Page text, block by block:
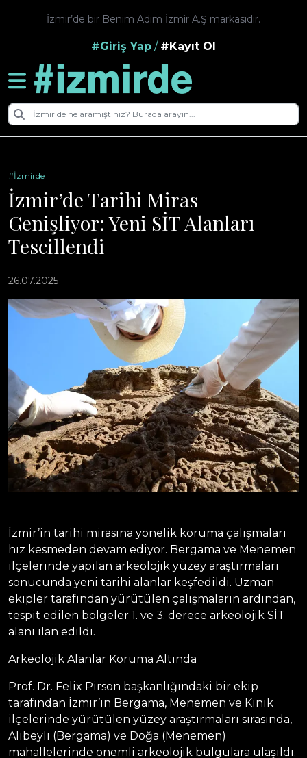
İzmir’de bir Benim Adım İzmir A.Ş markasıdır.
#Giriş Yap / #Kayıt Ol
#İzmirde
İzmir’de Tarihi Miras
Genişliyor: Yeni SİT Alanları
Tescillendi
26.07.2025
İzmir’in tarihi mirasına yönelik koruma çalışmaları
hız kesmeden devam ediyor. Bergama ve Menemen
ilçelerinde yapılan arkeolojik yüzey araştırmaları
sonucunda yeni tarihi alanlar keşfedildi. Uzman
ekipler tarafından yürütülen çalışmaların ardından,
tespit edilen bölgeler 1. ve 3. derece arkeolojik SİT
alanı ilan edildi.
Arkeolojik Alanlar Koruma Altında
Prof. Dr. Felix Pirson başkanlığındaki bir ekip
tarafından İzmir’in Bergama, Menemen ve Kınık
ilçelerinde yürütülen yüzey araştırmaları sırasında,
Alibeyli (Bergama) ve Doğa (Menemen)
mahallelerinde önemli arkeolojik bulgulara ulaşıldı.